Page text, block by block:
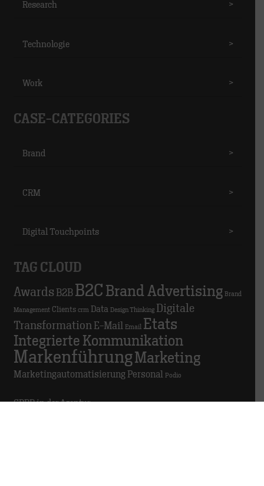
Research >
Technologie >
Work >
CASE-CATEGORIES
Brand >
CRM >
Digital Touchpoints >
TAG CLOUD
Awards B2B B2C Brand Advertising Brand
Management Clients crm Data Design Thinking Digitale
Transformation E-Mail Email Etats
Integrierte Kommunikation
MarkenführungMarketing
Marketingautomatisierung Personal Podio
GDPR in der Agentur